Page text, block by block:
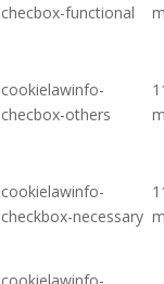
checbox-functional
cookielawinfo-
checbox-others
cookielawinfo-
checkbox-necessary